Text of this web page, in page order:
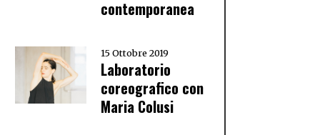
contemporanea
15 Ottobre 2019
Laboratorio
coreografico con
Maria Colusi